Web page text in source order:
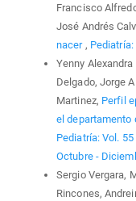
Francisco
José Andrés
nacer ,
Yenny
Delgado, Jorge
Martinez, Perfil
el departamento
Pediatría: Vol.
Octubre -
Sergio Vergara,
Rincones,